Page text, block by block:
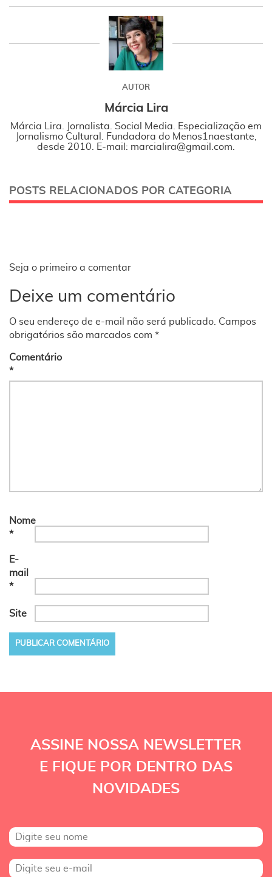
AUTOR
Márcia Lira
Márcia Lira. Jornalista. Social Media. Especialização em
Jornalismo Cultural. Fundadora do Menos1naestante,
desde 2010. E-mail: marcialira@gmail.com.
POSTS RELACIONADOS POR CATEGORIA
Seja o primeiro a comentar
Deixe um comentário
O seu endereço de e-mail não será publicado. Campos
obrigatórios são marcados com *
Comentário
*
Nome
*
E-
mail
*
Site
ASSINE NOSSA NEWSLETTER
E FIQUE POR DENTRO DAS
NOVIDADES